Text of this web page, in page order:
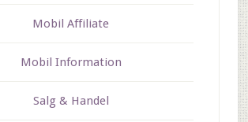
Mobil Affiliate
Mobil Information
Salg & Handel